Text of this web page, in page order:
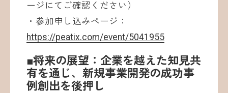
ージにてご確認ください）
・参加申し込みページ：
https://peatix.com/event/5041955
■将来の展望：企業を越えた知見共
有を通じ、新規事業開発の成功事
例創出を後押し